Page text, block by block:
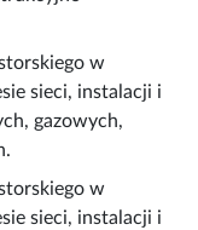
w
sieci, instalacji i
gazowych,
w
sieci, instalacji i